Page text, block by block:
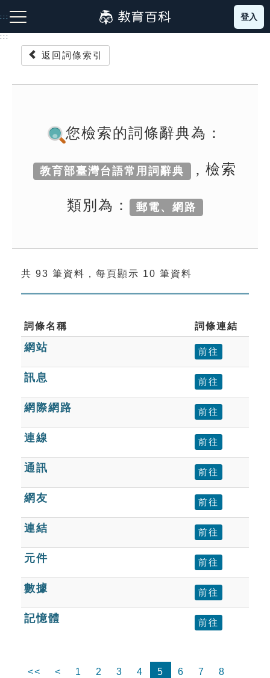
到
主
:::
生字詞彙表
成語故事
索引選單
單字索引
生命大百科索引
遊戲專區
教學應用
貓頭鷹博士
登入
:::
返回詞條索引
您檢索的詞條辭典為：
教育部臺灣台語常用詞辭典 , 檢索
類別為： 郵電、網路
共 93 筆資料，每頁顯示 10 筆資料
詞條名稱 詞條連結
網站 前往
訊息 前往
網際網路 前往
連線 前往
通訊 前往
網友 前往
連結 前往
元件 前往
數據 前往
記憶體 前往
<< < 1 2 3 4 5 6 7
8